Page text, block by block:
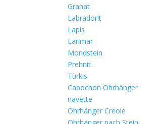
Granat
Labradorit
Lapis
Larimar
Mondstein
Prehnit
Türkis
Cabochon Ohrhänger
navette
Ohrhänger Creole